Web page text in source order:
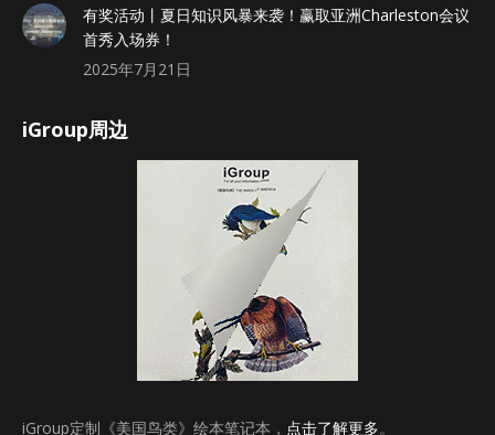
有奖活动丨夏日知识风暴来袭！赢取亚洲Charleston会议
首秀入场券！
2025年7月21日
iGroup周边
iGroup定制《美国鸟类》绘本笔记本， 点击了解更多。